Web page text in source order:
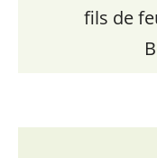
fils de